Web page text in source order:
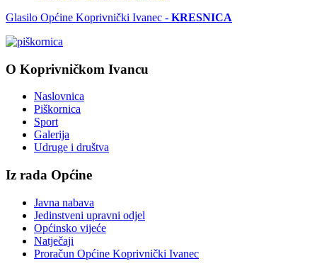
Glasilo Općine Koprivnički Ivanec - KRESNICA
O Koprivničkom Ivancu
Naslovnica
Piškornica
Sport
Galerija
Udruge i društva
Iz rada Općine
Javna nabava
Jedinstveni upravni odjel
Općinsko vijeće
Natječaji
Proračun Općine Koprivnički Ivanec